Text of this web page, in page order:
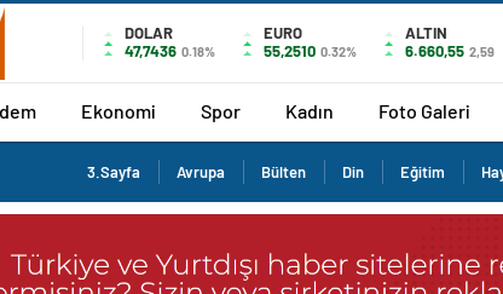
DOLAR
47,7436 0.18%
EURO
55,2510 0.32%
ALTIN
6.660,55 2,59
Ekonomi Spor Kadın Foto Galeri
3.Sayfa Avrupa Bülten Din Eğitim